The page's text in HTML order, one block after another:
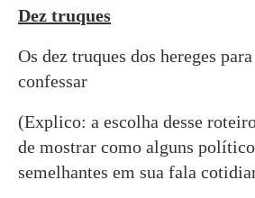
Dez truques
Os dez truques dos hereges
confessar
(Explico: a escolha desse
de mostrar como alguns
semelhantes em sua fala